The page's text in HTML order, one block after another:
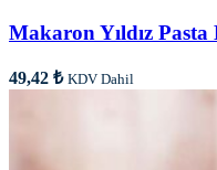
Makaron Yıldız
49,42 ₺ KDV Dahil